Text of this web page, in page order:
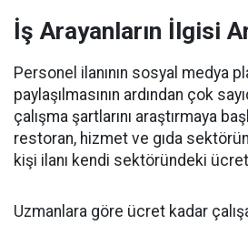
İş Arayanların İlgisi
Personel ilanının sosyal medya
paylaşılmasının ardından çok
çalışma şartlarını araştırmaya
restoran, hizmet ve gıda
kişi ilanı kendi sektöründeki
Uzmanlara göre ücret kadar